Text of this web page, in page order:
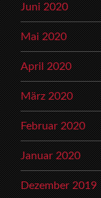
Juni 2020
Mai 2020
April 2020
März 2020
Februar 2020
Januar 2020
Dezember 2019